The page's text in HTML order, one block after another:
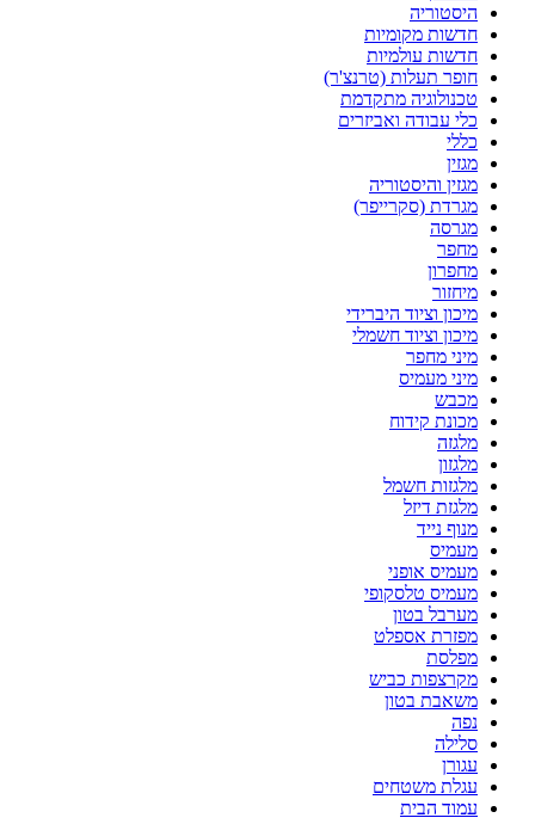
היסטוריה
חדשות מקומיות
חדשות עולמיות
חופר תעלות (טרנצ'ר)
טכנולוגיה מתקדמת
כלי עבודה ואביזרים
כללי
מגזין
מגזין והיסטוריה
מגרדת (סקרייפר)
מגרסה
מחפר
מחפרון
מיחזור
מיכון וציוד היברידי
מיכון וציוד חשמלי
מיני מחפר
מיני מעמיס
מכבש
מכונת קידוח
מלגזה
מלגזון
מלגזות חשמל
מלגזת דיזל
מנוף נייד
מעמיס
מעמיס אופני
מעמיס טלסקופי
מערבל בטון
מפזרת אספלט
מפלסת
מקרצפות כביש
משאבת בטון
נפה
סלילה
עגורן
עגלת משטחים
עמוד הבית